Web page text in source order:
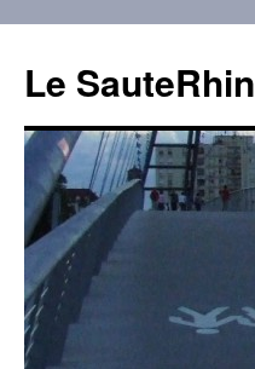
contenu
Le SauteRhin